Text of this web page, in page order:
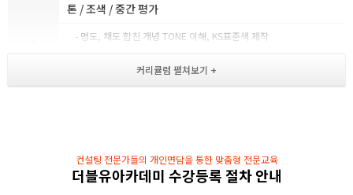
톤 / 조색 / 중간 평가
- 명도, 채도 합친 개념 TONE 이해, KS표준색 제작
- 가로 15cm, 세로 7cm 단일 면적에 형용사 이미지
- 문제의 키워드 추출, 논리적인 설명 작성
컨설팅 전문가들의 개인면담을 통한 맞춤형 전문교육
더블유아카데미 수강등록 절차 안내